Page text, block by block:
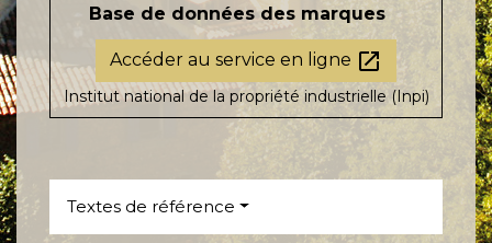
Base de données des marques
Accéder au service en ligne open_in_new
Institut national de la propriété industrielle (Inpi)
Textes de référence